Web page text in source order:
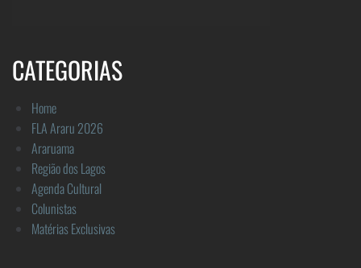
CATEGORIAS
Home
FLA Araru 2026
Araruama
Região dos Lagos
Agenda Cultural
Colunistas
Matérias Exclusivas